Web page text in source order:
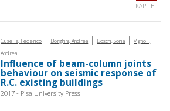
KAPITEL
Gusella, Federico | Borghini, Andrea | Boschi, Sonia | Vignoli,
Andrea
Influence of beam-column joints
behaviour on seismic response of
R.C. existing buildings
2017 - Pisa University Press